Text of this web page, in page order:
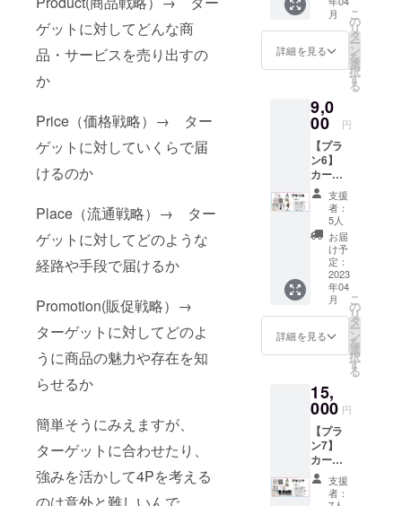
ゲットに対してどんな商
品・サービスを売り出すの
か
Price（価格戦略）→ ター
ゲットに対していくらで届
けるのか
Place（流通戦略）→ ター
ゲットに対してどのような
経路や手段で届けるか
Promotion(販促戦略）→
ターゲットに対してどのよ
うに商品の魅力や存在を知
らせるか
簡単そうにみえますが、
ターゲットに合わせたり、
強みを活かして4Pを考える
カード
24枚 製
ド40枚
得点
カード6
枚 説明
書（説
明動画
URL付
き）
【社員
証風
カード
12枚
セット
（全12
種）内
容一
覧】 幸
柴田 瑠
風、田
集院 賢
人、清
水柊、
黒澤
廉、成
瀬 彩
葉、木
下 さく
してみ
た」
カード
ゲーム
112枚
アイド
ルカー
ド12枚
ター
ゲット
カード
24枚 製
品カー
ド40枚
得点
カード
30枚 4P
カード6
枚 ・説
（説明
動画
【アイ
ドル
カード
キラキ
ラバー
ジョン
12枚
セット
レター
＋アイ
ドルの
アクリ
ンド（1
【「推
しが尊
すぎる
ので商
品開発
してみ
た」
カード
ゲーム
本体内
容一
覧】 計
112枚
アイド
ルカー
ド12枚
ター
品カー
ド40枚
得点
カード
30枚 4P
カード6
枚 ・説
明書
クリル
ハン
ガーを
お届け
しま
す！ 内
「推し
が尊す
ぎるの
で商品
開発し
てみ
た」
カード
ゲーム
本体（1
個） ＋
メン
バーの
手書き
レター
＋アイ
ドルの
体）
【「推
しが尊
すぎる
ので商
品開発
してみ
た」
月
詳細を見る
こ
の
リ
タ
ー
ン
を
選
択
す
る
9,0
00 円
【プラ
ン6】
カード
ゲーム
製品本
体、手
書きレ
ター、
社員証
風カー
ド12枚
セッ
ト、ア
イドル
カード
のキラ
バー
ジョン
12枚
セッ
ト、ア
イドル
のアク
リルス
支援
者：
5人
お届
け予
定：
2023
年04
月
詳細を見る
こ
の
リ
タ
ー
ン
を
選
択
す
る
15,
000 円
【プラ
ン7】
カード
ゲーム
製品本
体、手
支援
者：